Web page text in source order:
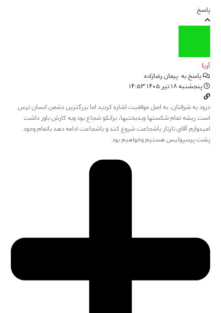
پاسخ
آریا
پاسخ بهپیمان رضازاده
پنجشنبه ۱۸ تیر ۱۴۰۵ ۱۴:۵۳
درود به شرفتان، به اصل موفقیت اشاره کردید اما بزرگترین دشمن انسان ترس
است ریشه تمام شکستها وبدبختیها، برانکو شجاع بود وبه کارش باور داشت
امیدوارم آقای تارتار باشجاعت شروع کند و باشجاعت ادامه دهد باتمام وجود
پشت پرسپولیس هستیم وخواهیم بود